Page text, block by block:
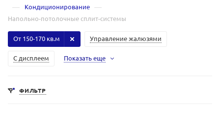
— Кондиционирование —
Напольно-потолочные сплит-системы
Управление жалюзями
С дисплеем
От 150-170 кв.м
Показать еще
ФИЛЬТР